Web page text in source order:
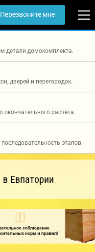
Перезвоните мне
детали домокомплекта.
дверей и перегородок.
расчёта.
этапов.
Евпатории